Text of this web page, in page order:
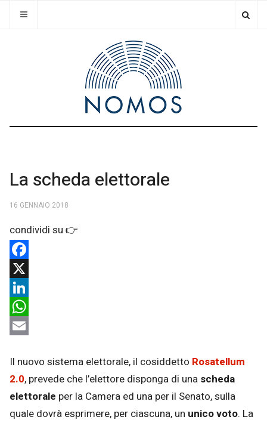
La scheda elettorale
16 GENNAIO 2018
Facebook
X
LinkedIn
WhatsApp
Il nuovo sistema elettorale, il cosiddetto Rosatellum
2.0, prevede che l’elettore disponga di una scheda
elettorale per la Camera ed una per il Senato, sulla
quale dovrà esprimere, per ciascuna, un unico voto. La